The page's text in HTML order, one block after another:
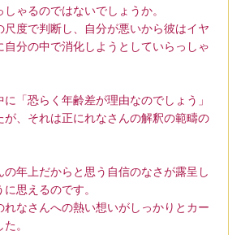
ゃるのではないでしょうか。
尺度で判断し、自分が悪いから彼はイヤ
自分の中で消化しようとしていらっしゃ
「恐らく年齢差が理由なのでしょう」
が、それは正にれなさんの解釈の範疇の
の年上だからと思う自信のなさが露呈し
思えるのです。
れなさんへの熱い想いがしっかりとカー
。